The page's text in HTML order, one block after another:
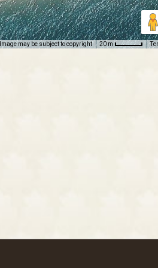
Image may be subject to copyright 20 m